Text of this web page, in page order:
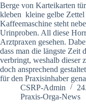
Berge von Karteikarten
kleben kleine gelbe
Kaffeemaschine steht
Urinproben. All diese
Arztpraxen gesehen.
dass man die längste Zeit
verbringt, weshalb dieser
doch ansprechend
für den Praxisinhaber
CSRP-Admin
Praxis-Orga-News